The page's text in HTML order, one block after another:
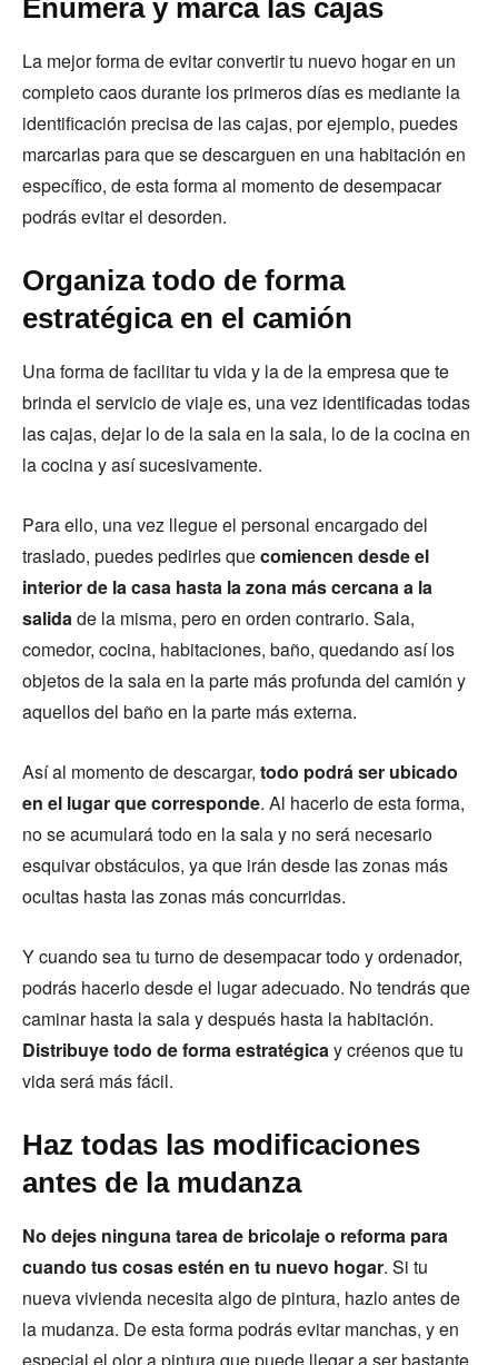
Enumera y marca las cajas
La mejor forma de evitar convertir tu nuevo hogar en un
completo caos durante los primeros días es mediante la
identificación precisa de las cajas, por ejemplo, puedes
marcarlas para que se descarguen en una habitación en
específico, de esta forma al momento de desempacar
podrás evitar el desorden.
Organiza todo de forma
estratégica en el camión
Una forma de facilitar tu vida y la de la empresa que te
brinda el servicio de viaje es, una vez identificadas todas
las cajas, dejar lo de la sala en la sala, lo de la cocina en
la cocina y así sucesivamente.
Para ello, una vez llegue el personal encargado del
traslado, puedes pedirles quecomiencen desde el
interior de la casa hasta la zona más cercana a la
salida de la misma, pero en orden contrario. Sala,
comedor, cocina, habitaciones, baño, quedando así los
objetos de la sala en la parte más profunda del camión y
aquellos del baño en la parte más externa.
Así al momento de descargar, todo podrá ser ubicado
en el lugar que corresponde. Al hacerlo de esta forma,
no se acumulará todo en la sala y no será necesario
esquivar obstáculos, ya que irán desde las zonas más
ocultas hasta las zonas más concurridas.
Y cuando sea tu turno de desempacar todo y ordenador,
podrás hacerlo desde el lugar adecuado. No tendrás que
caminar hasta la sala y después hasta la habitación.
Distribuye todo de forma estratégica y créenos que tu
vida será más fácil.
Haz todas las modificaciones
antes de la mudanza
No dejes ninguna tarea de bricolaje o reforma para
cuando tus cosas estén en tu nuevo hogar. Si tu
nueva vivienda necesita algo de pintura, hazlo antes de
la mudanza. De esta forma podrás evitar manchas, y en
especial el olor a pintura que puede llegar a ser bastante